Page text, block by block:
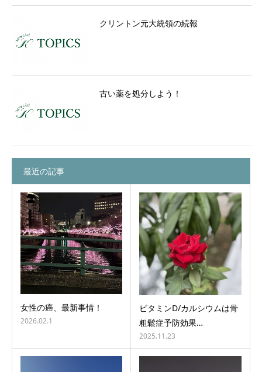
クリントン元大統領の続報
古い薬を処分しよう！
最近の記事
女性の癌、最新事情！
2026.02.1
ビタミンD/カルシウムは骨
粗鬆症予防効果…
2025.11.23